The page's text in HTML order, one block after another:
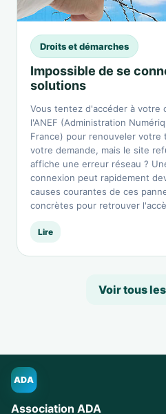
Droits et démarches
Impossible de se
solutions
Vous tentez d'accéder à votre
l'ANEF (Administration
France) pour renouveler votre
votre demande, mais le site
affiche une erreur réseau ?
connexion peut rapidement
causes courantes de ces
concrètes pour retrouver
Lire
Voir tous
ADA
Association ADA